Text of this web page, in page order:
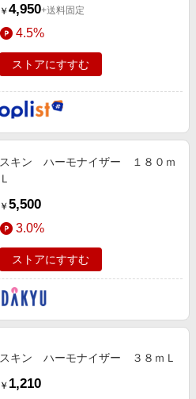
￥ 4,950+送料固定
4.5%
ストアにすすむ
スキン ハーモナイザー １８０ｍ
Ｌ
￥ 5,500
3.0%
ストアにすすむ
スキン ハーモナイザー ３８ｍＬ
￥ 1,210